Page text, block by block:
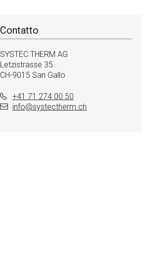
Contatto
SYSTEC THERM AG
Letzistrasse 35
CH-9015 San Gallo
+41 71 274 00 50
info@systectherm.ch